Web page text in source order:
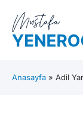
Anasayfa » Adil